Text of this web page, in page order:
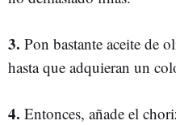
3. Pon bastante aceite de
hasta que adquieran un
4. Entonces, añade el